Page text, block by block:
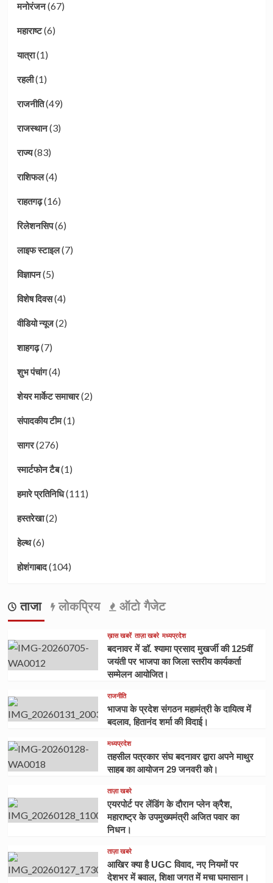
मनोरंजन(67)
महाराष्ट(6)
यात्रा(1)
रहली(1)
राजनीति(49)
राजस्थान(3)
राज्य(83)
राशिफल(4)
राहतगढ़(16)
रिलेशनसिप(6)
लाइफ स्टाइल(7)
विज्ञापन(5)
विशेष दिवस(4)
वीडियो न्यूज(2)
शाहगढ़(7)
शुभ पंचांग(4)
शेयर मार्केट समाचार(2)
संपादकीय टीम(1)
सागर(276)
स्मार्टफोन टैब(1)
हमारे प्रतिनिधि(111)
हस्तरेखा(2)
हेल्थ(6)
होशंगाबाद(104)
ताजा लोकप्रिय ऑटो गैजेट
ख़ास खबरें ताज़ा खबरे मध्यप्रदेश
बदनावर में डॉ. श्यामा प्रसाद मुखर्जी की 125वीं
जयंती पर भाजपा का जिला स्तरीय कार्यकर्ता
सम्मेलन आयोजित।
राजनीति
भाजपा के प्रदेश संगठन महामंत्री के दायित्व में
बदलाव, हितानंद शर्मा की विदाई।
मध्यप्रदेश
तहसील पत्रकार संघ बदनावर द्वारा अपने माथुर
साहब का आयोजन 29 जनवरी को।
ताज़ा खबरे
एयरपोर्ट पर लेंडिंग के दौरान प्लेन क्रैश,
महाराष्ट्र के उपमुख्यमंत्री अजित पवार का
निधन।
ताज़ा खबरे
आखिर क्या है UGC विवाद, नए नियमों पर
देशभर में बवाल, शिक्षा जगत में मचा घमासान।